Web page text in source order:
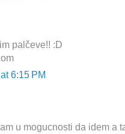
palčeve!! :D
6:15 PM
u mogucnosti da idem a